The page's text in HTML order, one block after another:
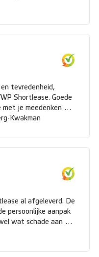
tevredenheid,
Shortlease. Goede
je meedenken en
het je naar de zin te
Kwakman
al afgeleverd. De
persoonlijke aanpak
wat schade aan de
geholpen en was zo